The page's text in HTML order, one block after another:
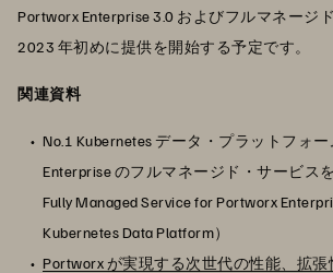
Portworx Enterprise 3.0 およびフルマネージ
2023 年初めに提供を開始する予定です。
関連資料
No.1 Kubernetes データ・プラットフォ
Enterprise のフルマネージド・サービス
Fully Managed Service for Portworx
Kubernetes Data Platform）
Portworx が実現する次世代の性能、拡